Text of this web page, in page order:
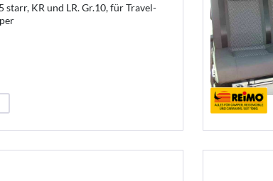
starr, KR und LR. Gr.10, für Travel-